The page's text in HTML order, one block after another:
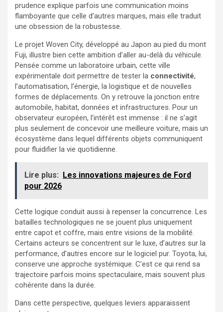
prudence explique parfois une communication moins
flamboyante que celle d’autres marques, mais elle traduit
une obsession de la robustesse.
Le projet Woven City, développé au Japon au pied du mont
Fuji, illustre bien cette ambition d’aller au-delà du véhicule.
Pensée comme un laboratoire urbain, cette ville
expérimentale doit permettre de tester la connectivité,
l’automatisation, l’énergie, la logistique et de nouvelles
formes de déplacements. On y retrouve la jonction entre
automobile, habitat, données et infrastructures. Pour un
observateur européen, l’intérêt est immense : il ne s’agit
plus seulement de concevoir une meilleure voiture, mais un
écosystème dans lequel différents objets communiquent
pour fluidifier la vie quotidienne.
Lire plus: Les innovations majeures de Ford
pour 2026
Cette logique conduit aussi à repenser la concurrence. Les
batailles technologiques ne se jouent plus uniquement
entre capot et coffre, mais entre visions de la mobilité.
Certains acteurs se concentrent sur le luxe, d’autres sur la
performance, d’autres encore sur le logiciel pur. Toyota, lui,
conserve une approche systémique. C’est ce qui rend sa
trajectoire parfois moins spectaculaire, mais souvent plus
cohérente dans la durée.
Dans cette perspective, quelques leviers apparaissent